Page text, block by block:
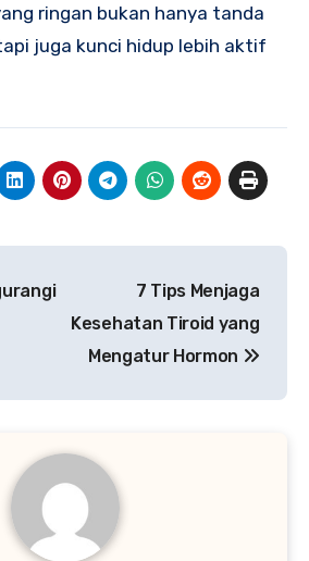
ringan bukan hanya tanda
juga kunci hidup lebih aktif
7 Tips Menjaga
Kesehatan Tiroid yang
Mengatur Hormon